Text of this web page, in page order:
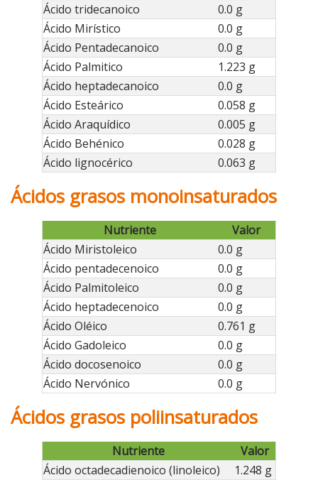
Ácido tridecanoico
0.0 g
Ácido Mirístico
0.0 g
Ácido Pentadecanoico
0.0 g
Ácido Palmitico
1.223 g
Ácido heptadecanoico
0.0 g
Ácido Esteárico
0.058 g
Ácido Araquídico
0.005 g
Ácido Behénico
0.028 g
Ácido lignocérico
0.063 g
Ácidos grasos monoinsaturados
Nutriente
Valor
Ácido Miristoleico
0.0 g
Ácido pentadecenoico
0.0 g
Ácido Palmitoleico
0.0 g
Ácido heptadecenoico
0.0 g
Ácido Oléico
0.761 g
Ácido Gadoleico
0.0 g
Ácido docosenoico
0.0 g
Ácido Nervónico
0.0 g
Ácidos grasos poliinsaturados
Nutriente
Valor
Ácido octadecadienoico (linoleico)
1.248 g